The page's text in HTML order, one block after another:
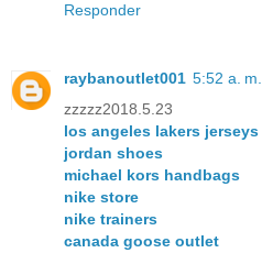
Responder
raybanoutlet001 5:52 a. m.
zzzzz2018.5.23
los angeles lakers jerseys
jordan shoes
michael kors handbags
nike store
nike trainers
canada goose outlet